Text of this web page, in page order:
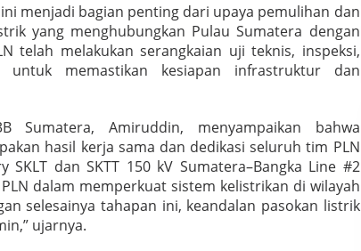
menjadi bagian penting dari upaya pemulihan dan
yang menghubungkan Pulau Sumatera dengan
telah melakukan serangkaian uji teknis, inspeksi,
memastikan kesiapan infrastruktur dan
Sumatera, Amiruddin, menyampaikan bahwa
hasil kerja sama dan dedikasi seluruh tim PLN
SKLT dan SKTT 150 kV Sumatera–Bangka Line #2
dalam memperkuat sistem kelistrikan di wilayah
selesainya tahapan ini, keandalan pasokan listrik
ujarnya.